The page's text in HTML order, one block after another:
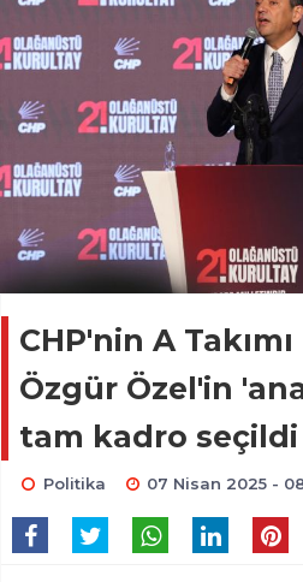
CHP'nin A
Özgür Özel'in
tam kadro seçildi
Politika 07 Nisan 2025 -